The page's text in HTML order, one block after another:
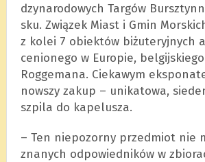
dzy­na­ro­do­wych Tar­gów
sku. Zwią­zek Miast i Gmin
z kolei 7 obiek­tów biżu­te­ryj­nych
cenio­nego w Euro­pie,
Rog­ge­mana. Cie­ka­wym
now­szy zakup – uni­ka­towa,
szpila do kape­lu­sza.
– Ten nie­po­zorny przedmiot nie
zna­nych odpo­wied­ni­ków w